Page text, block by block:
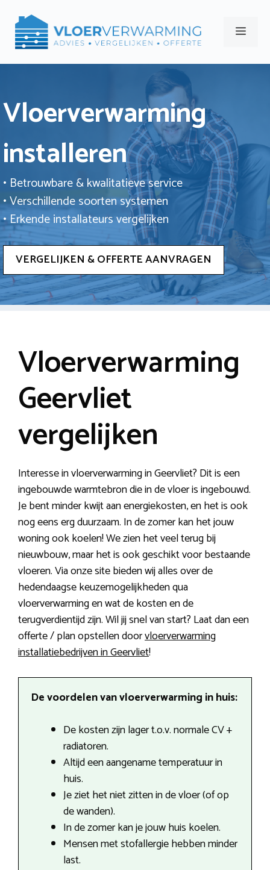
naar
Menu
Vloerverwarming
installeren
• Betrouwbare & kwalitatieve service
• Verschillende soorten systemen
• Erkende installateurs vergelijken
VERGELIJKEN & OFFERTE AANVRAGEN
Vloerverwarming
Geervliet
vergelijken
Interesse in vloerverwarming in Geervliet? Dit is een
ingebouwde warmtebron die in de vloer is ingebouwd.
Je bent minder kwijt aan energiekosten, en het is ook
nog eens erg duurzaam. In de zomer kan het jouw
woning ook koelen! We zien het veel terug bij
nieuwbouw, maar het is ook geschikt voor bestaande
vloeren. Via onze site bieden wij alles over de
hedendaagse keuzemogelijkheden qua
vloerverwarming en wat de kosten en de
terugverdientijd zijn. Wil jij snel van start? Laat dan een
offerte / plan opstellen doorvloerverwarming
installatiebedrijven in Geervliet!
De voordelen van vloerverwarming in huis:
De kosten zijn lager t.o.v. normale CV +
radiatoren.
Altijd een aangename temperatuur in
huis.
Je ziet het niet zitten in de vloer (of op
de wanden).
In de zomer kan je jouw huis koelen.
Mensen met stofallergie hebben minder
last.